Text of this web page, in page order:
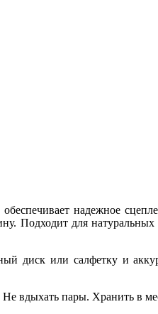
надежное
Подходит для
диск или салфетку и
вдыхать пары. Хранить в